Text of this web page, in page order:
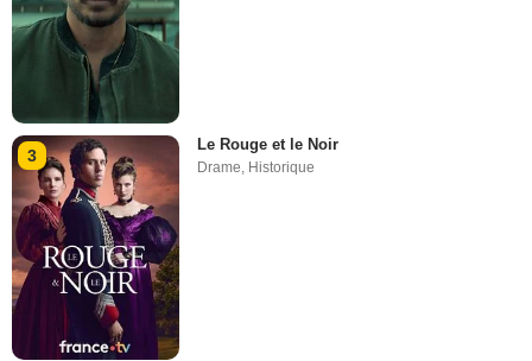
3
Le Rouge et le Noir
Drame, Historique